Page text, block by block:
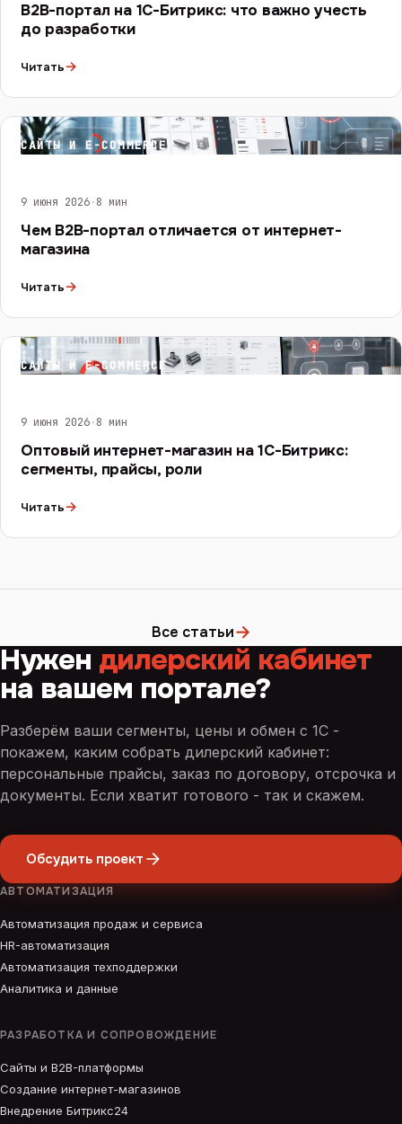
B2B-портал на 1С-Битрикс: что важно учесть
до разработки
Читать→
САЙТЫ И E-COMMERCE
9 июня 2026·8 мин
Чем B2B-портал отличается от интернет-
магазина
Читать→
САЙТЫ И E-COMMERCE
9 июня 2026·8 мин
Оптовый интернет-магазин на 1С-Битрикс:
сегменты, прайсы, роли
Читать→
Все статьи→
Нужен дилерский кабинет
на вашем портале?
Разберём ваши сегменты, цены и обмен с 1С -
покажем, каким собрать дилерский кабинет:
персональные прайсы, заказ по договору, отсрочка и
документы. Если хватит готового - так и скажем.
Обсудить проект
АВТОМАТИЗАЦИЯ
Автоматизация продаж и сервиса
HR-автоматизация
Автоматизация техподдержки
Аналитика и данные
РАЗРАБОТКА И СОПРОВОЖДЕНИЕ
Сайты и B2B-платформы
Создание интернет-магазинов
Внедрение Битрикс24